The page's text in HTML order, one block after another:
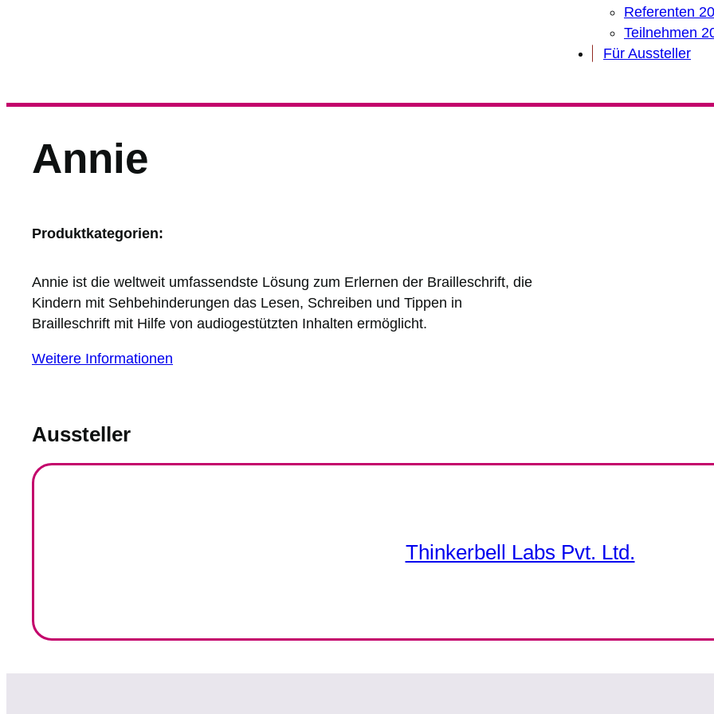
Referenten
Teilnehmen
Für Aussteller
Annie
Produktkategorien:
Annie ist die weltweit umfassendste Lösung zum Erlernen der Brailleschrift, die
Kindern mit Sehbehinderungen das Lesen, Schreiben und Tippen in
Brailleschrift mit Hilfe von audiogestützten Inhalten ermöglicht.
Weitere Informationen
Aussteller
Thinkerbell Labs Pvt. Ltd.